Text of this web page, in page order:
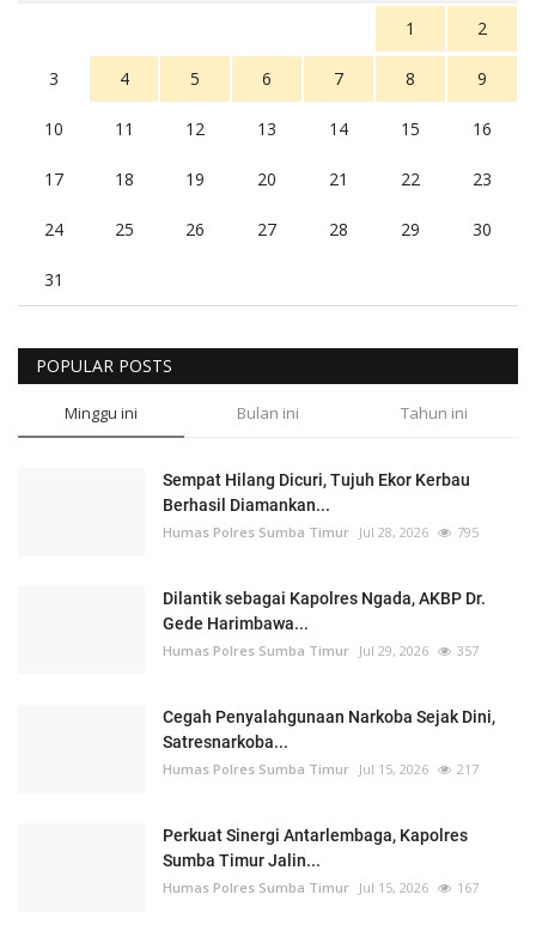
1
2
3 4 5 6 7 8 9
10 11 12 13 14 15 16
17 18 19 20 21 22 23
24 25 26 27 28 29 30
31
POPULAR POSTS
Minggu ini Bulan ini Tahun ini
Sempat Hilang Dicuri, Tujuh Ekor Kerbau
Berhasil Diamankan...
Humas Polres Sumba Timur Jul 28, 2026 795
Dilantik sebagai Kapolres Ngada, AKBP Dr.
Gede Harimbawa...
Humas Polres Sumba Timur Jul 29, 2026 357
Cegah Penyalahgunaan Narkoba Sejak Dini,
Satresnarkoba...
Humas Polres Sumba Timur Jul 15, 2026 217
Perkuat Sinergi Antarlembaga, Kapolres
Sumba Timur Jalin...
Humas Polres Sumba Timur Jul 15, 2026 167